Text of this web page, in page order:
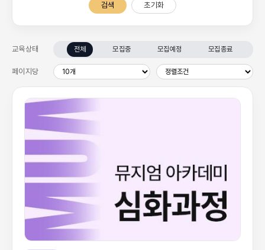
검색 초기화
교육상태 전체 모집중 모집예정 모집종료
페이지당